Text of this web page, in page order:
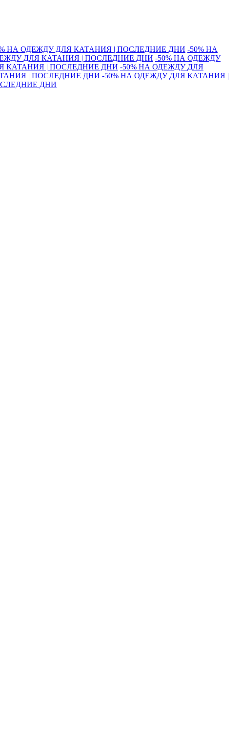
НА ОДЕЖДУ ДЛЯ КАТАНИЯ | ПОСЛЕДНИЕ ДНИ -50% НА
ДЛЯ КАТАНИЯ | ПОСЛЕДНИЕ ДНИ -50% НА ОДЕЖДУ
КАТАНИЯ | ПОСЛЕДНИЕ ДНИ -50% НА ОДЕЖДУ ДЛЯ
| ПОСЛЕДНИЕ ДНИ -50% НА ОДЕЖДУ ДЛЯ КАТАНИЯ |
ДНИ